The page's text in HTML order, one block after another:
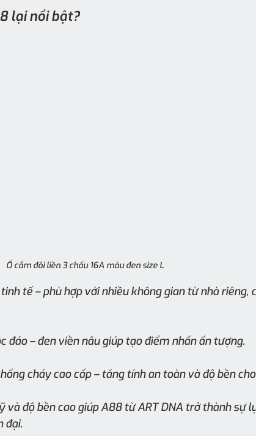
lại nổi bật?
Ổ cắm đôi liền 3 chấu 16A màu đen size L
tế – phù hợp với nhiều không gian từ nhà riêng,
đáo – đen viền nâu giúp tạo điểm nhấn ấn tượng.
cháy cao cấp – tăng tính an toàn và độ bền
độ bền cao giúp A88 từ ART DNA trở thành sự
đại.